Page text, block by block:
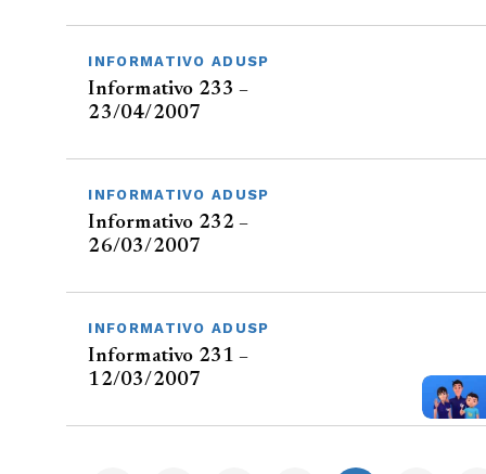
INFORMATIVO ADUSP
Informativo 233 –
23/04/2007
INFORMATIVO ADUSP
Informativo 232 –
26/03/2007
INFORMATIVO ADUSP
Informativo 231 –
12/03/2007